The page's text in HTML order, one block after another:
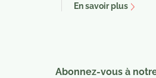
En savoir plus
Abonnez-vous à